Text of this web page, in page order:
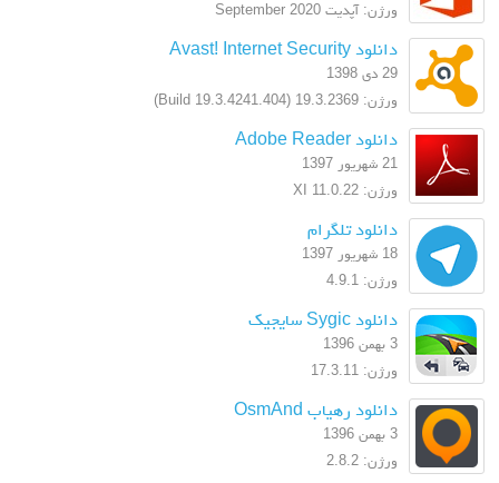
ورژن: آپدیت September 2020
دانلود Avast! Internet Security
29 دی 1398
ورژن: 19.3.2369 (Build 19.3.4241.404)
دانلود Adobe Reader
21 شهریور 1397
ورژن: XI 11.0.22
دانلود تلگرام
18 شهریور 1397
ورژن: 4.9.1
دانلود Sygic سایجیک
3 بهمن 1396
ورژن: 17.3.11
دانلود رهیاب OsmAnd
3 بهمن 1396
ورژن: 2.8.2